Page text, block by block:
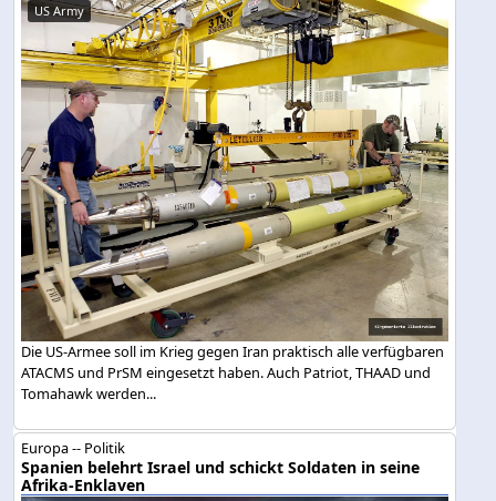
US Army
Die US-Armee soll im Krieg gegen Iran praktisch alle verfügbaren
ATACMS und PrSM eingesetzt haben. Auch Patriot, THAAD und
Tomahawk werden...
Europa -- Politik
Spanien belehrt Israel und schickt Soldaten in seine
Afrika-Enklaven